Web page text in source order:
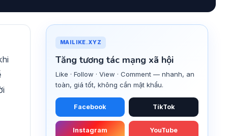
MAILIKE.XYZ
Tăng tương tác mạng xã hội
Like · Follow · View · Comment — nhanh, an
toàn, giá tốt, không cần mật khẩu.
Facebook TikTok
Instagram YouTube